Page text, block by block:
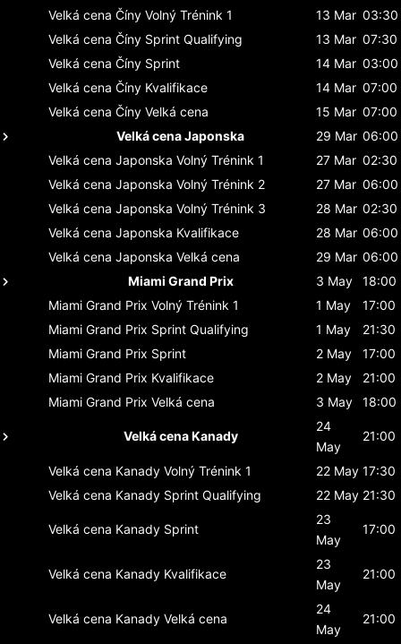
Velká cena Číny Volný Trénink 1 13 Mar 03:30
Velká cena Číny Sprint Qualifying 13 Mar 07:30
Velká cena Číny Sprint 14 Mar 03:00
Velká cena Číny Kvalifikace 14 Mar 07:00
Velká cena Číny Velká cena 15 Mar 07:00
Velká cena Japonska
29 Mar 06:00
Velká cena Japonska Volný Trénink 1 27 Mar 02:30
Velká cena Japonska Volný Trénink 2 27 Mar 06:00
Velká cena Japonska Volný Trénink 3 28 Mar 02:30
Velká cena Japonska Kvalifikace 28 Mar 06:00
Velká cena Japonska Velká cena 29 Mar 06:00
Miami Grand Prix
3 May
18:00
Miami Grand Prix Volný Trénink 1 1 May
17:00
Miami Grand Prix Sprint Qualifying 1 May
21:30
Miami Grand Prix Sprint 2 May
17:00
Miami Grand Prix Kvalifikace 2 May
21:00
Miami Grand Prix Velká cena 3 May 18:00
Velká cena Kanady
24
May
21:00
Velká cena Kanady Volný Trénink 1 22 May 17:30
Velká cena Kanady Sprint Qualifying 22 May 21:30
Velká cena Kanady Sprint
23
May
17:00
Velká cena Kanady Kvalifikace
23
May
21:00
Velká cena Kanady Velká cena
24
May
21:00